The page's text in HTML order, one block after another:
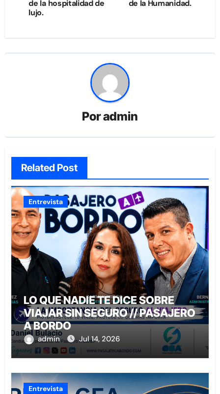
entradas
de la hospitalidad de
lujo.
de la Humanidad.
Poradmin
Related Post
Entrevista
LO QUE NADIE TE DICE SOBRE
VIAJAR SIN SEGURO // PASAJERO
A BORDO
admin Jul 14, 2026
Entrevista